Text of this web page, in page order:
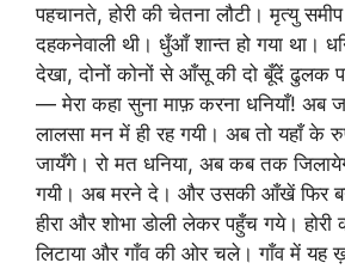
पहचानते, होरी की चेतना लौटी। मृत्यु
दहकनेवाली थी। धुँआँ शान्त हो गया था।
देखा, दोनों कोनों से आँसू की दो बूँदें ढुलक
— मेरा कहा सुना माफ़ करना धनियाँ! अब
लालसा मन में ही रह गयी। अब तो यहाँ के
जायँगे। रो मत धनिया, अब कब तक
गयी। अब मरने दे। और उसकी आँखें फिर
हीरा और शोभा डोली लेकर पहुँच गये। होरी
लिटाया और गाँव की ओर चले। गाँव में यह